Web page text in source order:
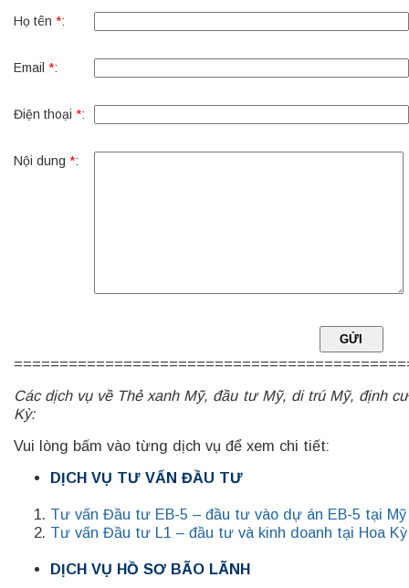
Họ tên *:
Email *:
Điện thoại *:
Nội dung *:
Các dịch vụ về Thẻ xanh Mỹ, đầu tư Mỹ, di trú Mỹ, định
Kỳ:
Vui lòng bấm vào từng dịch vụ để xem chi tiết:
DỊCH VỤ TƯ VẤN ĐẦU TƯ
Tư vấn Đầu tư EB-5 – đầu tư vào dự án EB-5 tại Mỹ
Tư vấn Đầu tư L1 – đầu tư và kinh doanh tại Hoa Kỳ
DỊCH VỤ HỒ SƠ BÃO LÃNH